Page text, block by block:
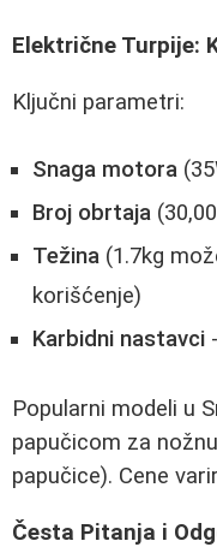
Električne Turpije:
Ključni parametri:
Snaga motora
Broj obrtaja
Težina (1.7kg
korišćenje)
Karbidni nastavci
Popularni modeli u
papučicom za
papučice). Cene
Česta Pitanja i